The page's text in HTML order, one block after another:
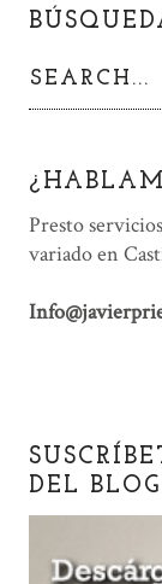
Presto
variado en
DEL